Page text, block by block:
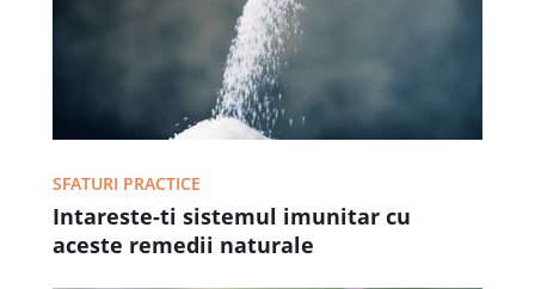
SFATURI PRACTICE
Intareste-ti sistemul imunitar cu
aceste remedii naturale